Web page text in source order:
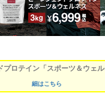
プロテイン「スポーツ＆ウェ
細はこちら